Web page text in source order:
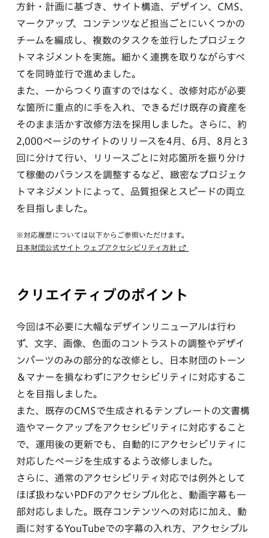
方針・計画に基づき、サイト構造、デザイン、CMS、
マークアップ、コンテンツなど担当ごとにいくつかの
チームを編成し、複数のタスクを並行したプロジェク
トマネジメントを実施。細かく連携を取りながらすべ
てを同時並行で進めました。
また、一からつくり直すのではなく、改修対応が必要
な箇所に重点的に手を入れ、できるだけ既存の資産を
そのまま活かす改修方法を採用しました。さらに、約
2,000ページのサイトのリリースを4月、6月、8月と3
回に分けて行い、リリースごとに対応箇所を振り分け
て稼働のバランスを調整するなど、緻密なプロジェク
トマネジメントによって、品質担保とスピードの両立
を目指しました。
※対応履歴については以下からご参照いただけます。
日本財団公式サイト ウェブアクセシビリティ方針
クリエイティブのポイント
今回は不必要に大幅なデザインリニューアルは行わ
ず、文字、画像、色面のコントラストの調整やデザイ
ンパーツのみの部分的な改修とし、日本財団のトーン
＆マナーを損なわずにアクセシビリティに対応するこ
とを目指しました。
また、既存のCMSで生成されるテンプレートの文書構
造やマークアップをアクセシビリティに対応すること
で、運用後の更新でも、自動的にアクセシビリティに
対応したページを生成するよう改修しました。
さらに、通常のアクセシビリティ対応では例外として
ほぼ扱わないPDFのアクセシブル化と、動画字幕も一
部対応しました。既存コンテンツへの対応に加え、動
画に対するYouTubeでの字幕の入れ方、アクセシブル